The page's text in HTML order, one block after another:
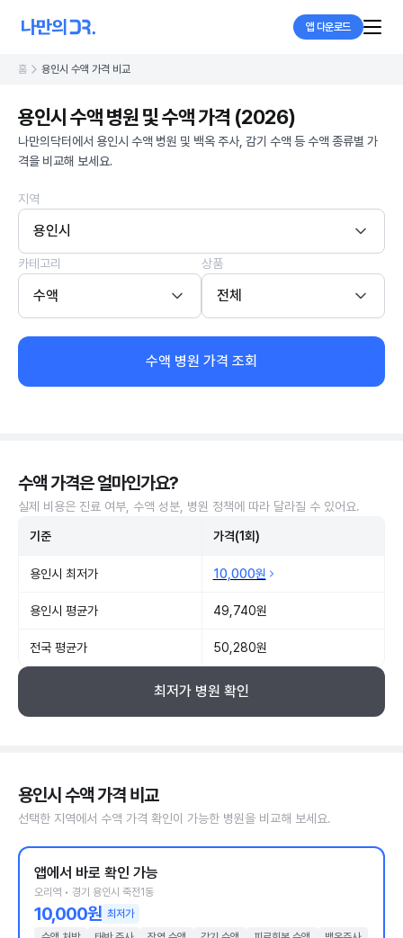
앱 다운로드
홈 용인시 수액 가격 비교
용인시 수액 병원 및 수액 가격 (2026)
나만의닥터에서 용인시 수액 병원 및 백옥 주사, 감기 수액 등 수액 종류별 가
격을 비교해 보세요.
지역
용인시
카테고리
수액
상품
전체
수액 병원 가격 조회
수액 가격은 얼마인가요?
실제 비용은 진료 여부, 수액 성분, 병원 정책에 따라 달라질 수 있어요.
기준 가격(1회)
용인시 최저가 10,000원
용인시 평균가 49,740원
전국 평균가 50,280원
최저가 병원 확인
용인시 수액 가격 비교
선택한 지역에서 수액 가격 확인이 가능한 병원을 비교해 보세요.
앱에서 바로 확인 가능
오리역 • 경기 용인시 죽전1동
10,000원 최저가